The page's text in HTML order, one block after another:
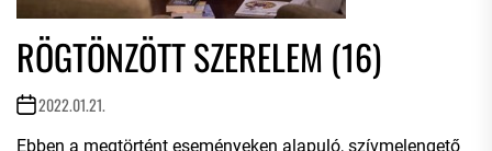
RÖGTÖNZÖTT SZERELEM (16)
2022.01.21.
Ebben a megtörtént eseményeken alapuló, szívmelengető